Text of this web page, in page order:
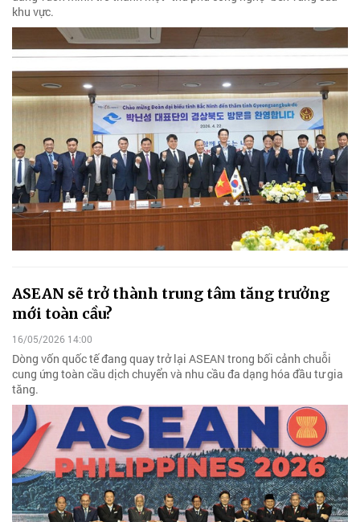
khu vực.
ASEAN sẽ trở thành trung tâm tăng trưởng
mới toàn cầu?
16/05/2026 14:00
Dòng vốn quốc tế đang quay trở lại ASEAN trong bối cảnh chuỗi
cung ứng toàn cầu dịch chuyển và nhu cầu đa dạng hóa đầu tư gia
tăng.